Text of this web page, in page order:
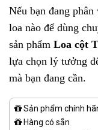
Nếu bạn đang
loa nào để dùng
sản phẩm Loa cột
lựa chọn lý tưởng
mà bạn đang cần.
Sản phẩm chính
Hàng có sẵn